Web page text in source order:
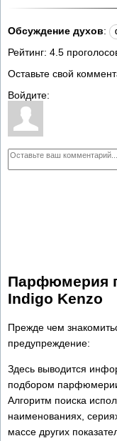
Обсуждение духов:
Рейтинг: 4.5
Оставьте свой
Войдите:
Парфюмерия
Indigo Kenzo
Прежде чем
предупреждение:
Здесь выводится
подбором
Алгоритм поиска
наименованиях,
массе других